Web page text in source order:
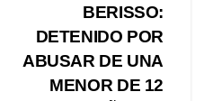
BERISSO:
DETENIDO POR
ABUSAR DE UNA
MENOR DE 12